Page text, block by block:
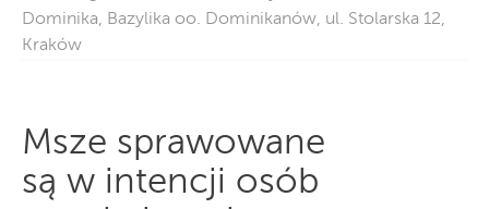
Dominika, Bazylika oo. Dominikanów, ul. Stolarska 12,
Kraków
Msze sprawowane
są w intencji osób